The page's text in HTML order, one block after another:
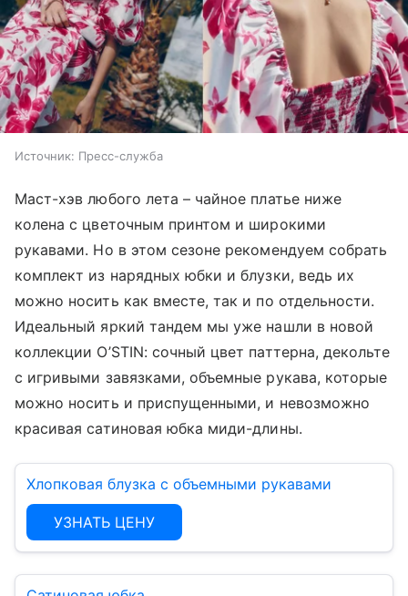
Источник: Пресс-служба
Маст-хэв любого лета – чайное платье ниже
колена с цветочным принтом и широкими
рукавами. Но в этом сезоне рекомендуем собрать
комплект из нарядных юбки и блузки, ведь их
можно носить как вместе, так и по отдельности.
Идеальный яркий тандем мы уже нашли в новой
коллекции O’STIN: сочный цвет паттерна, декольте
с игривыми завязками, объемные рукава, которые
можно носить и приспущенными, и невозможно
красивая сатиновая юбка миди-длины.
Хлопковая блузка с объемными рукавами
УЗНАТЬ ЦЕНУ